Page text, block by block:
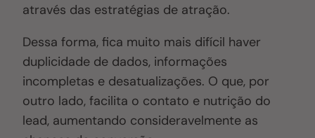
através das estratégias de atração.
Dessa forma, fica muito mais difícil haver
duplicidade de dados, informações
incompletas e desatualizações. O que, por
outro lado, facilita o contato e nutrição do
lead, aumentando consideravelmente as